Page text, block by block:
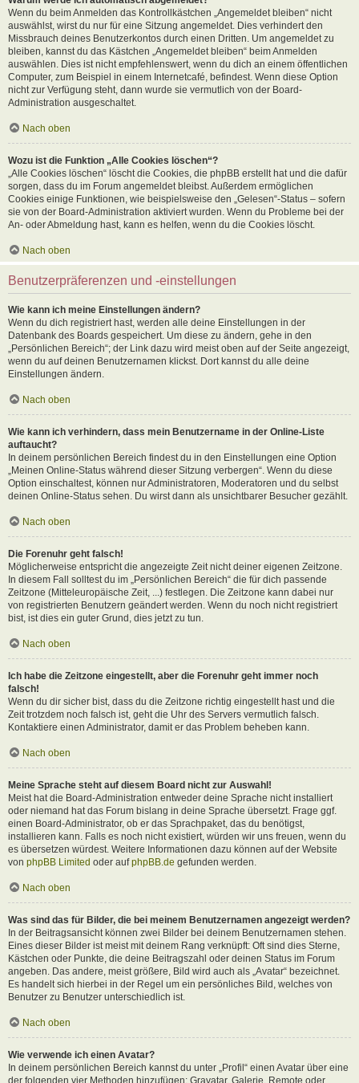
Wenn du beim Anmelden das Kontrollkästchen „Angemeldet bleiben“ nicht
auswählst, wirst du nur für eine Sitzung angemeldet. Dies verhindert den
Missbrauch deines Benutzerkontos durch einen Dritten. Um angemeldet zu
bleiben, kannst du das Kästchen „Angemeldet bleiben“ beim Anmelden
auswählen. Dies ist nicht empfehlenswert, wenn du dich an einem öffentlichen
Computer, zum Beispiel in einem Internetcafé, befindest. Wenn diese Option
nicht zur Verfügung steht, dann wurde sie vermutlich von der Board-
Administration ausgeschaltet.
Nach oben
Wozu ist die Funktion „Alle Cookies löschen“?
„Alle Cookies löschen“ löscht die Cookies, die phpBB erstellt hat und die dafür
sorgen, dass du im Forum angemeldet bleibst. Außerdem ermöglichen
Cookies einige Funktionen, wie beispielsweise den „Gelesen“-Status – sofern
sie von der Board-Administration aktiviert wurden. Wenn du Probleme bei der
An- oder Abmeldung hast, kann es helfen, wenn du die Cookies löscht.
Nach oben
Benutzerpräferenzen und -einstellungen
Wie kann ich meine Einstellungen ändern?
Wenn du dich registriert hast, werden alle deine Einstellungen in der
Datenbank des Boards gespeichert. Um diese zu ändern, gehe in den
„Persönlichen Bereich“; der Link dazu wird meist oben auf der Seite angezeigt,
wenn du auf deinen Benutzernamen klickst. Dort kannst du alle deine
Einstellungen ändern.
Nach oben
Wie kann ich verhindern, dass mein Benutzername in der Online-Liste
auftaucht?
In deinem persönlichen Bereich findest du in den Einstellungen eine Option
„Meinen Online-Status während dieser Sitzung verbergen“. Wenn du diese
Option einschaltest, können nur Administratoren, Moderatoren und du selbst
deinen Online-Status sehen. Du wirst dann als unsichtbarer Besucher gezählt.
Nach oben
Die Forenuhr geht falsch!
Möglicherweise entspricht die angezeigte Zeit nicht deiner eigenen Zeitzone.
In diesem Fall solltest du im „Persönlichen Bereich“ die für dich passende
Zeitzone (Mitteleuropäische Zeit, ...) festlegen. Die Zeitzone kann dabei nur
von registrierten Benutzern geändert werden. Wenn du noch nicht registriert
bist, ist dies ein guter Grund, dies jetzt zu tun.
Nach oben
Ich habe die Zeitzone eingestellt, aber die Forenuhr geht immer noch
falsch!
Wenn du dir sicher bist, dass du die Zeitzone richtig eingestellt hast und die
Zeit trotzdem noch falsch ist, geht die Uhr des Servers vermutlich falsch.
Kontaktiere einen Administrator, damit er das Problem beheben kann.
Nach oben
Meine Sprache steht auf diesem Board nicht zur Auswahl!
Meist hat die Board-Administration entweder deine Sprache nicht installiert
oder niemand hat das Forum bislang in deine Sprache übersetzt. Frage ggf.
einen Board-Administrator, ob er das Sprachpaket, das du benötigst,
installieren kann. Falls es noch nicht existiert, würden wir uns freuen, wenn du
es übersetzen würdest. Weitere Informationen dazu können auf der Website
von phpBB Limited oder aufphpBB.de gefunden werden.
Nach oben
Was sind das für Bilder, die bei meinem Benutzernamen angezeigt werden?
In der Beitragsansicht können zwei Bilder bei deinem Benutzernamen stehen.
Eines dieser Bilder ist meist mit deinem Rang verknüpft: Oft sind dies Sterne,
Kästchen oder Punkte, die deine Beitragszahl oder deinen Status im Forum
angeben. Das andere, meist größere, Bild wird auch als „Avatar“ bezeichnet.
Es handelt sich hierbei in der Regel um ein persönliches Bild, welches von
Benutzer zu Benutzer unterschiedlich ist.
Nach oben
Wie verwende ich einen Avatar?
In deinem persönlichen Bereich kannst du unter „Profil“ einen Avatar über eine
der folgenden vier Methoden hinzufügen: Gravatar, Galerie, Remote oder